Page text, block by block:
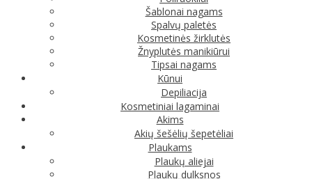
Šablonai nagams
Spalvų paletės
Kosmetinės žirklutės
Žnyplutės manikiūrui
Tipsai nagams
Kūnui
Depiliacija
Kosmetiniai lagaminai
Akims
Akių šešėlių šepetėliai
Plaukams
Plaukų aliejai
Plaukų dulksnos